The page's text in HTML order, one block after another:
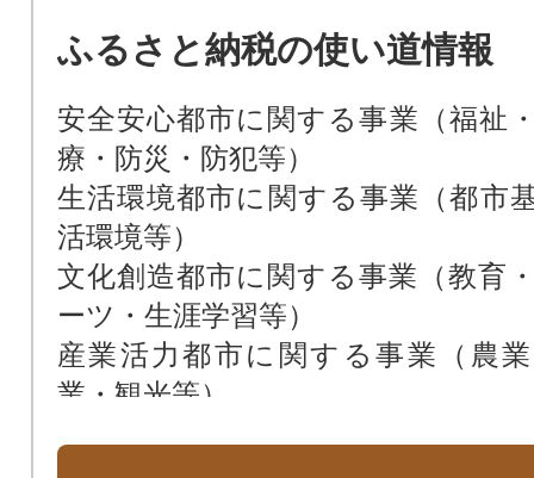
ふるさと納税の使い道情報
安全安心都市に関する事業（福祉
療・防災・防犯等）
生活環境都市に関する事業（都市
活環境等）
文化創造都市に関する事業（教育
ーツ・生涯学習等）
産業活力都市に関する事業（農
業・観光等）